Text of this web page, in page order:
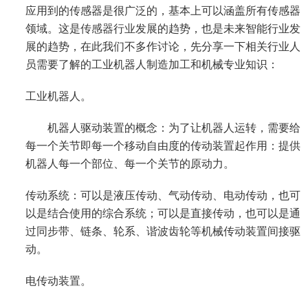
应用到的传感器是很广泛的，基本上可以涵盖所有传感器
领域。这是传感器行业发展的趋势，也是未来智能行业发
展的趋势，在此我们不多作讨论，先分享一下相关行业人
员需要了解的工业机器人制造加工和机械专业知识：
工业机器人。
机器人驱动装置的概念：为了让机器人运转，需要给
每一个关节即每一个移动自由度的传动装置起作用：提供
机器人每一个部位、每一个关节的原动力。
传动系统：可以是液压传动、气动传动、电动传动，也可
以是结合使用的综合系统；可以是直接传动，也可以是通
过同步带、链条、轮系、谐波齿轮等机械传动装置间接驱
动。
电传动装置。